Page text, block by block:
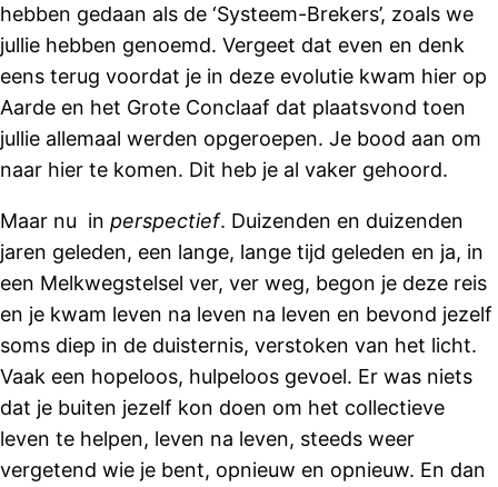
hebben gedaan als de ‘Systeem-Brekers’, zoals we
jullie hebben genoemd. Vergeet dat even en denk
eens terug voordat je in deze evolutie kwam hier op
Aarde en het Grote Conclaaf dat plaatsvond toen
jullie allemaal werden opgeroepen. Je bood aan om
naar hier te komen. Dit heb je al vaker gehoord.
Maar nu in perspectief. Duizenden en duizenden
jaren geleden, een lange, lange tijd geleden en ja, in
een Melkwegstelsel ver, ver weg, begon je deze reis
en je kwam leven na leven na leven en bevond jezelf
soms diep in de duisternis, verstoken van het licht.
Vaak een hopeloos, hulpeloos gevoel. Er was niets
dat je buiten jezelf kon doen om het collectieve
leven te helpen, leven na leven, steeds weer
vergetend wie je bent, opnieuw en opnieuw. En dan